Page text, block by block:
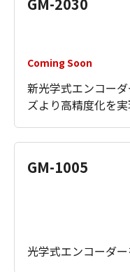
Coming Soon
新光学式エンコー
ズより高精度化を
GM-1005
光学式エンコーダ